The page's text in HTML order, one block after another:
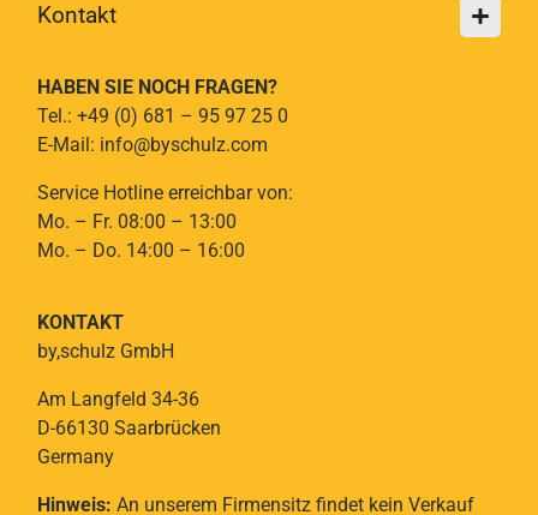
Kontakt
HABEN SIE NOCH FRAGEN?
Tel.: +49 (0) 681 – 95 97 25 0
E-Mail: info@byschulz.com
Service Hotline erreichbar von:
Mo. – Fr. 08:00 – 13:00
Mo. – Do. 14:00 – 16:00
KONTAKT
by,schulz GmbH
Am Langfeld 34-36
D-66130 Saarbrücken
Germany
Hinweis: An unserem Firmensitz findet kein Verkauf